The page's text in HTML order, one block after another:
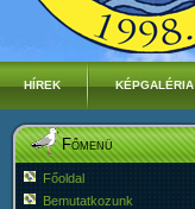
HÍREK KÉPGALÉRIA
Főmenü
Főoldal
Bemutatkozunk